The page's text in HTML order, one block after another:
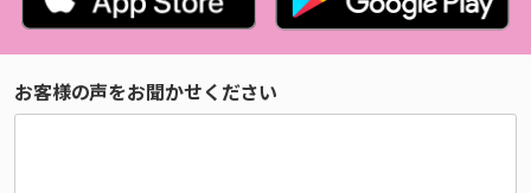
お客様の声をお聞かせください